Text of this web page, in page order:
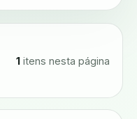
1 itens nesta página